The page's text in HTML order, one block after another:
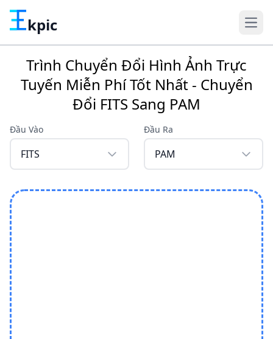
kpic
Trình Chuyển Đổi Hình Ảnh Trực
Tuyến Miễn Phí Tốt Nhất - Chuyển
Đổi FITS Sang PAM
Đầu Vào
FITS
Đầu Ra
PAM